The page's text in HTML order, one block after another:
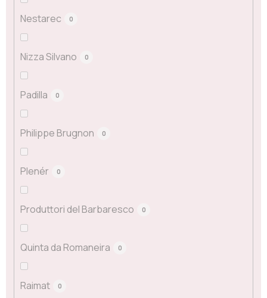
Nestarec 0
Nizza Silvano 0
Padilla 0
Philippe Brugnon 0
Plenér 0
Produttori del Barbaresco 0
Quinta da Romaneira 0
Raimat 0